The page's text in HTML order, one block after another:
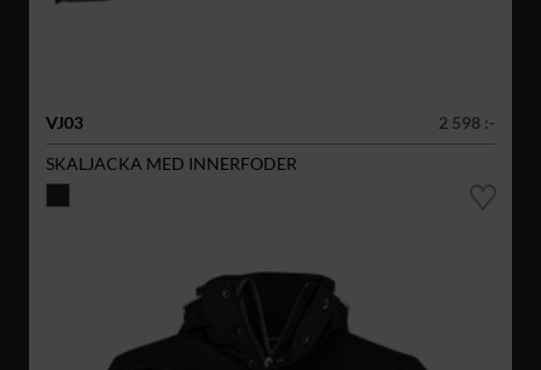
VJ03
2 598 :-
SKALJACKA MED INNERFODER